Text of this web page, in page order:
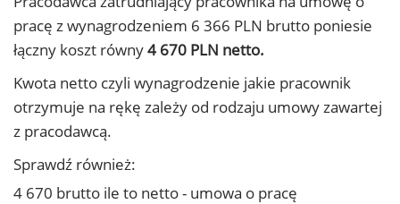
pracę z wynagrodzeniem 6 366 PLN brutto poniesie
łączny koszt równy4 670 PLN netto.
Kwota netto czyli wynagrodzenie jakie pracownik
otrzymuje na rękę zależy od rodzaju umowy zawartej
z pracodawcą.
Sprawdź również:
4 670 brutto ile to netto - umowa o pracę